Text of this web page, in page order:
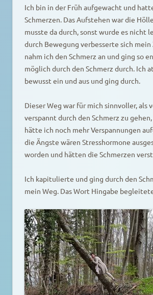
Ich bin in der Früh aufgewacht und
Schmerzen. Das Aufstehen war die
musste da durch, sonst wurde es nicht
durch Bewegung verbesserte sich mein
nahm ich den Schmerz an und ging so
möglich durch den Schmerz durch. Ich
bewusst ein und aus und ging durch.
Dieser Weg war für mich sinnvoller, als
verspannt durch den Schmerz zu
hätte ich noch mehr Verspannungen
die Ängste wären Stresshormone
worden und hätten die Schmerzen
Ich kapitulierte und ging durch den
mein Weg. Das Wort Hingabe